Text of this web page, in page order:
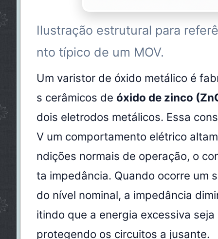
Ilustração estrutural para
nto típico de um MOV.
Um varistor de óxido metálico é
s cerâmicos de óxido de zinco
dois eletrodos metálicos. Essa
V um comportamento elétrico
ndições normais de operação, o
ta impedância. Quando ocorre um
do nível nominal, a impedância
itindo que a energia excessiva
protegendo os circuitos a jusante.